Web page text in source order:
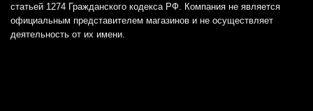
статьей 1274 Гражданского кодекса РФ. Компания не является
официальным представителем магазинов и не осуществляет
деятельность от их имени.